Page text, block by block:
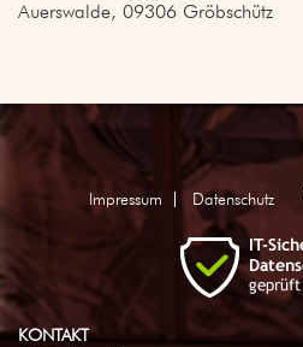
Auerswalde, 09306 Gröbschütz
Impressum Datenschutz
KONTAKT